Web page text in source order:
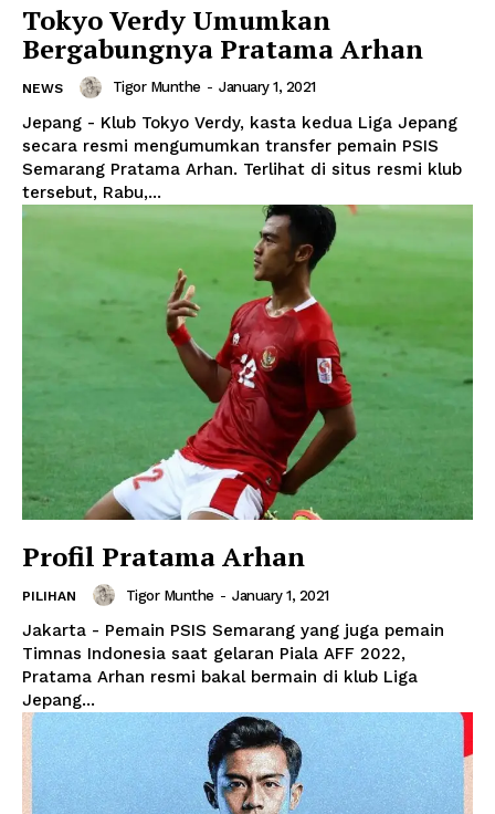
Tokyo Verdy Umumkan
Bergabungnya Pratama Arhan
NEWS Tigor Munthe - January 1, 2021
Jepang - Klub Tokyo Verdy, kasta kedua Liga Jepang
secara resmi mengumumkan transfer pemain PSIS
Semarang Pratama Arhan. Terlihat di situs resmi klub
tersebut, Rabu,...
Profil Pratama Arhan
PILIHAN Tigor Munthe - January 1, 2021
Jakarta - Pemain PSIS Semarang yang juga pemain
Timnas Indonesia saat gelaran Piala AFF 2022,
Pratama Arhan resmi bakal bermain di klub Liga
Jepang...